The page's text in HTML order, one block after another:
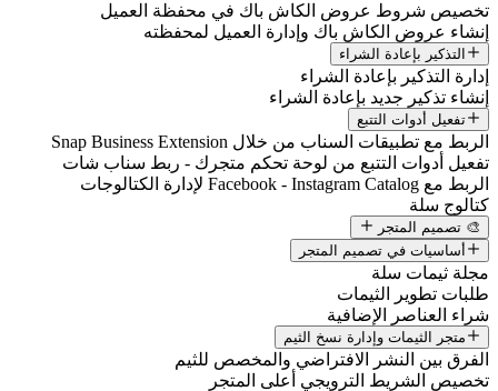
تخصيص شروط عروض الكاش باك في محفظة العميل
إنشاء عروض الكاش باك وإدارة العميل لمحفظته
التذكير بإعادة الشراء
إدارة التذكير بإعادة الشراء
إنشاء تذكير جديد بإعادة الشراء
تفعيل أدوات التتبع
الربط مع تطبيقات السناب من خلال Snap Business Extension
تفعيل أدوات التتبع من لوحة تحكم متجرك - ربط سناب شات
الربط مع Facebook - Instagram Catalog لإدارة الكتالوجات
كتالوج سلة
🎨 تصميم المتجر
أساسيات في تصميم المتجر
مجلة ثيمات سلة
طلبات تطوير الثيمات
شراء العناصر الإضافية
متجر الثيمات وإدارة نسخ الثيم
الفرق بين النشر الافتراضي والمخصص للثيم
تخصيص الشريط الترويجي أعلى المتجر